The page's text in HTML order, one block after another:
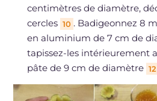
centimètres de diamètre,
cercles 10 . Badigeonnez 8
en aluminium de 7 cm de
tapissez-les intérieurement
pâte de 9 cm de diamètre 12